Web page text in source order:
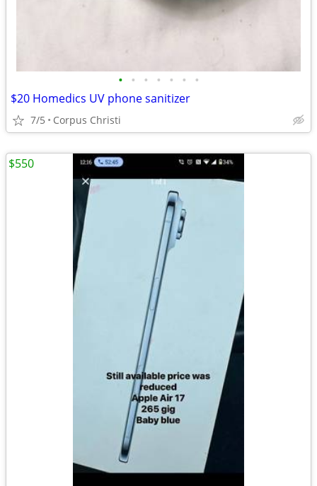
• • • • • • •
$20 Homedics UV phone sanitizer
7/5 Corpus Christi
$550